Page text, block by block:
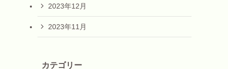
2023年12月
2023年11月
カテゴリー